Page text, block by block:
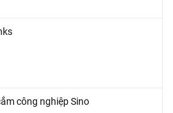
công nghiệp Sino